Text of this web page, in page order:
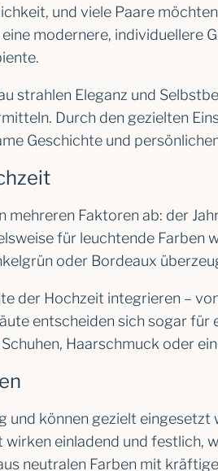
und viele Paare
modernere, individuellere
strahlen Eleganz und
Durch den gezielten
Geschichte und
Faktoren ab: der
für leuchtende Farben
oder Bordeaux
der Hochzeit integrieren –
entscheiden sich sogar
Haarschmuck oder
und können gezielt
einladend und festlich,
neutralen Farben mit